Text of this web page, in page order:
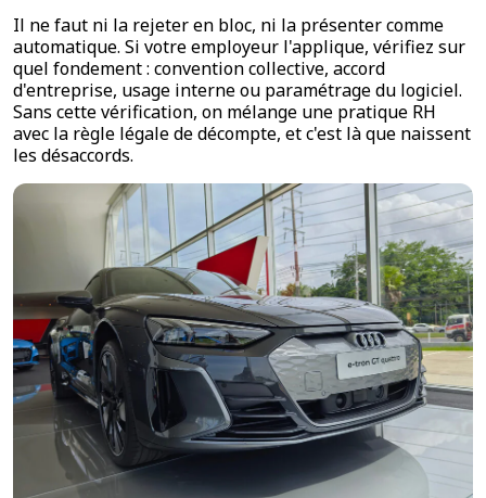
Il ne faut ni la rejeter en bloc, ni la présenter comme
automatique. Si votre employeur l'applique, vérifiez sur
quel fondement : convention collective, accord
d'entreprise, usage interne ou paramétrage du logiciel.
Sans cette vérification, on mélange une pratique RH
avec la règle légale de décompte, et c'est là que naissent
les désaccords.